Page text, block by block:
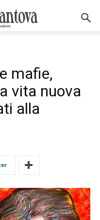
mafie,
vita nuova
alla